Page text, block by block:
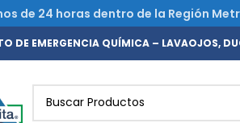
DE EMERGENCIA QUÍMICA – LAVAOJOS,
de 24 horas dentro de la Región